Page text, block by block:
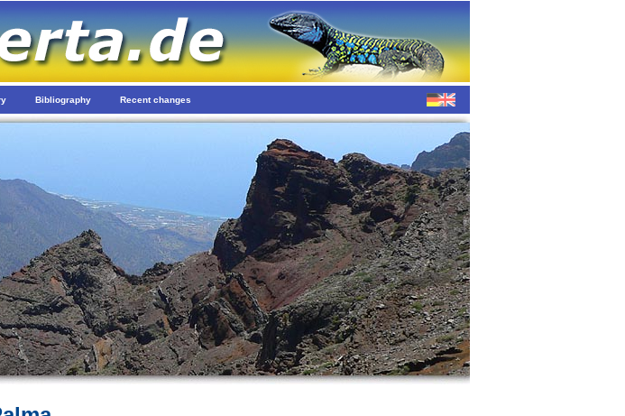
Bibliography Recent changes